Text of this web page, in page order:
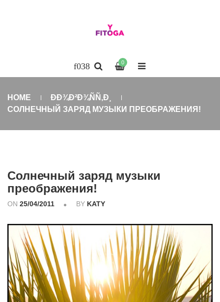
0
HOME
ÐÐ¾Ð²Ð¾ÑÑ‚Ð¸
СОЛНЕЧНЫЙ ЗАРЯД МУЗЫКИ ПРЕОБРАЖЕНИЯ!
Солнечный заряд музыки
преображения!
ON 25/04/2011 BY KATY